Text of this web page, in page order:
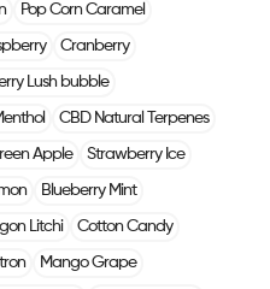
Pop Corn Caramel
Cranberry
Lush bubble
CBD Natural Terpenes
Apple Strawberry Ice
Blueberry Mint
Litchi Cotton Candy
Mango Grape